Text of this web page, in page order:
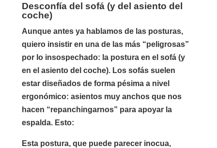
Desconfía del sofá (y del asiento del
coche)
Aunque antes ya hablamos de las posturas,
quiero insistir en una de las más “peligrosas”
por lo insospechado: la postura en el sofá (y
en el asiento del coche). Los sofás suelen
estar diseñados de forma pésima a nivel
ergonómico: asientos muy anchos que nos
hacen “repanchingarnos” para apoyar la
espalda. Esto:
Esta postura, que puede parecer inocua,